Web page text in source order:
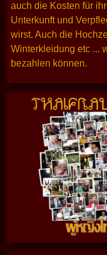
auch die Kosten für
Unterkunft und
wirst. Auch die
Winterkleidung etc ...
bezahlen können.